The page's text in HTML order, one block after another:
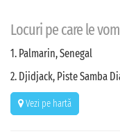
Locuri pe care le
1. Palmarin, Senegal
2. Djidjack, Piste Samba
Vezi pe hartă